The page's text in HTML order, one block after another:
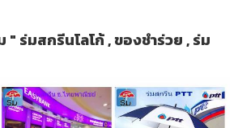
" ร่มสกรีนโลโก้ , ของชำร่วย , ร่ม